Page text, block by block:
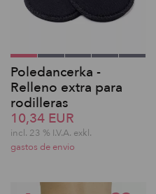
Poledancerka -
Relleno extra para
rodilleras
10,34 EUR
incl. 23 % I.V.A. exkl.
gastos de envio